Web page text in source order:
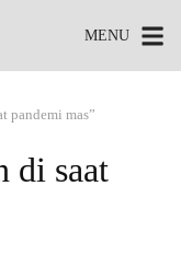
MENU
pandemi mas”
di saat